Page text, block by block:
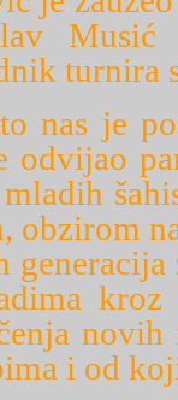
turnira
nas je
odvijao
obzirom
i od